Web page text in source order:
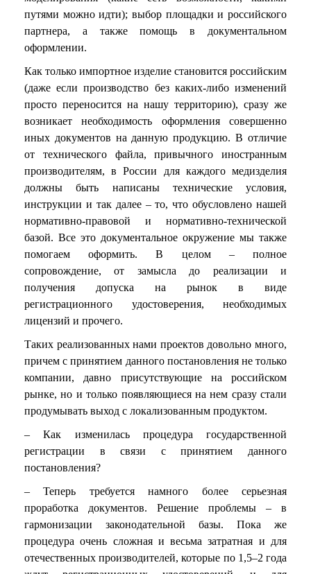
путями можно идти); выбор площадки и российского
партнера, а также помощь в документальном
оформлении.
Как только импортное изделие становится российским
(даже если производство без каких-либо изменений
просто переносится на нашу территорию), сразу же
возникает необходимость оформления совершенно
иных документов на данную продукцию. В отличие
от технического файла, привычного иностранным
производителям, в России для каждого медизделия
должны быть написаны технические условия,
инструкции и так далее – то, что обусловлено нашей
нормативно-правовой и нормативно-технической
базой. Все это документальное окружение мы также
помогаем оформить. В целом – полное
сопровождение, от замысла до реализации и
получения допуска на рынок в виде
регистрационного удостоверения, необходимых
лицензий и прочего.
Таких реализованных нами проектов довольно много,
причем с принятием данного постановления не только
компании, давно присутствующие на российском
рынке, но и только появляющиеся на нем сразу стали
продумывать выход с локализованным продуктом.
– Как изменилась процедура государственной
регистрации в связи с принятием данного
постановления?
– Теперь требуется намного более серьезная
проработка документов. Решение проблемы – в
гармонизации законодательной базы. Пока же
процедура очень сложная и весьма затратная и для
отечественных производителей, которые по 1,5–2 года